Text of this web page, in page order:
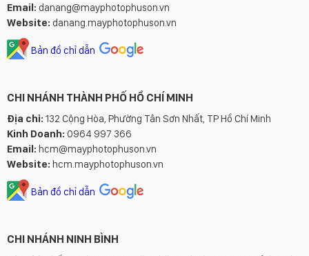
Email: danang@mayphotophuson.vn
Website: danang.mayphotophuson.vn
Bản đồ chỉ dẫn
CHI NHÁNH THÀNH PHỐ HỒ CHÍ MINH
Địa chỉ: 132 Cộng Hòa, Phường Tân Sơn Nhất, TP Hồ Chí Minh
Kinh Doanh: 0964 997 366
Email: hcm@mayphotophuson.vn
Website: hcm.mayphotophuson.vn
Bản đồ chỉ dẫn
CHI NHÁNH NINH BÌNH